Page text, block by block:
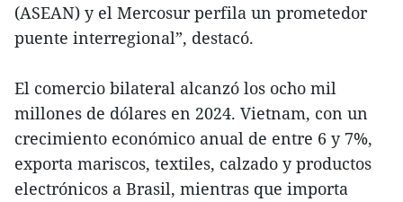
(ASEAN) y el Mercosur perfila un prometedor
puente interregional”, destacó.
El comercio bilateral alcanzó los ocho mil
millones de dólares en 2024. Vietnam, con un
crecimiento económico anual de entre 6 y 7%,
exporta mariscos, textiles, calzado y productos
electrónicos a Brasil, mientras que importa